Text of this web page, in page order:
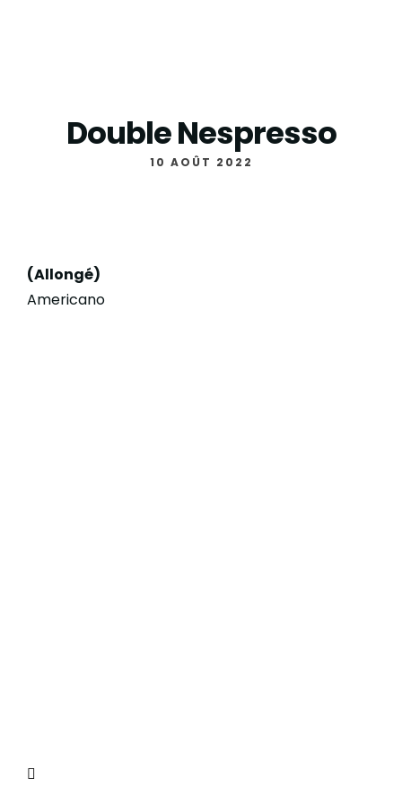
Double Nespresso
10 AOÛT 2022
(Allongé)
Americano